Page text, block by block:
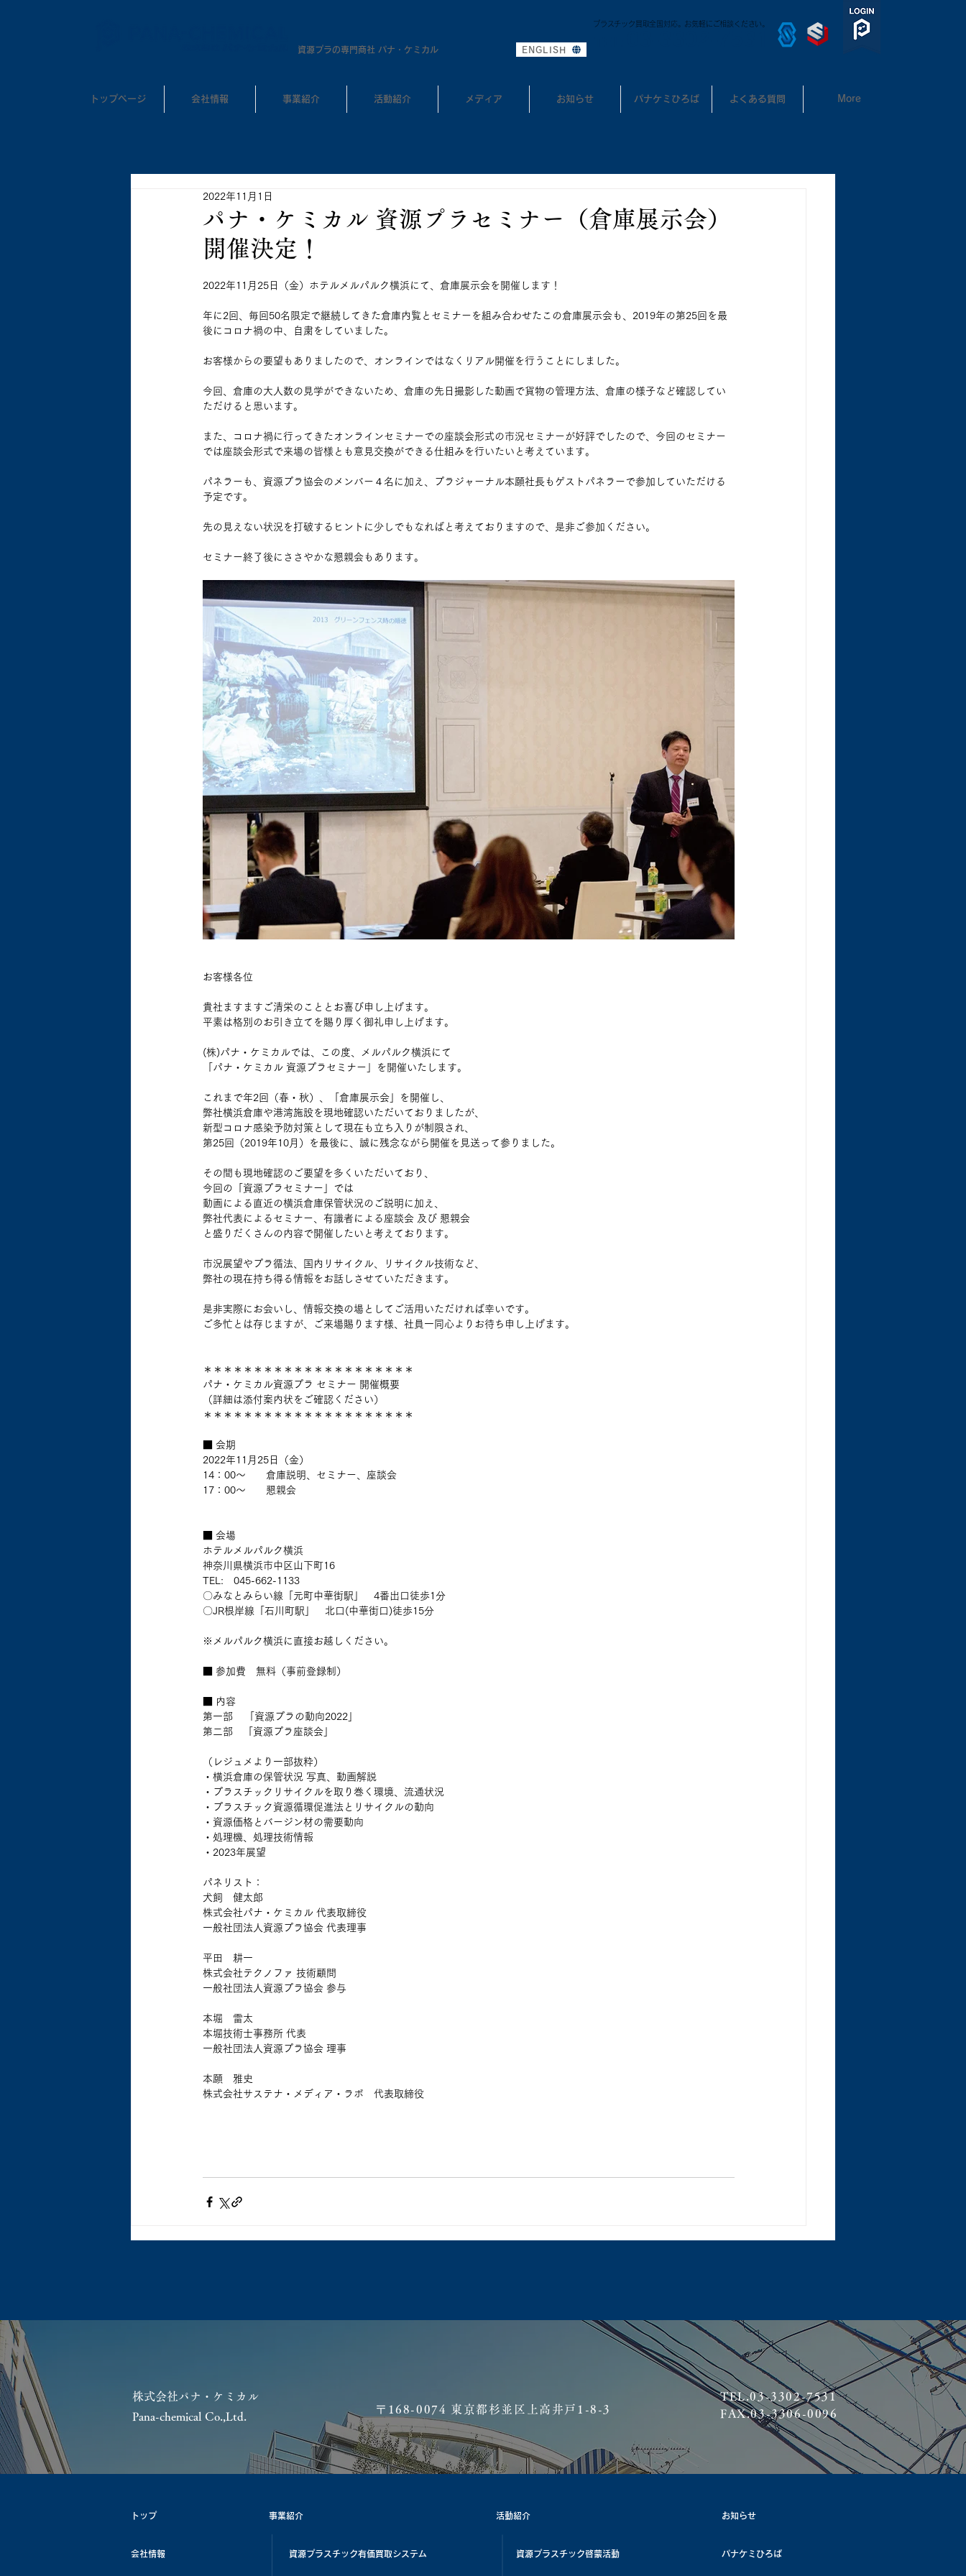
​資源プラの専門商社 パナ・ケミカル ENGLISH
プラスチック買取全国対応。お気軽にご相談ください。
トップページ 会社情報 事業紹介 活動紹介 メディア お知らせ パナケミひろば よくある質問 More
パナ・ケミカル 資源プラセミナー（倉庫展示会）
開催決定！
2022年11月1日
2022年11月25日（金）ホテルメルパルク横浜にて、倉庫展示会を開催します！
年に2回、毎回50名限定で継続してきた倉庫内覧とセミナーを組み合わせたこの倉庫展示会も、2019年の第25回を最
後にコロナ禍の中、自粛をしていました。
お客様からの要望もありましたので、オンラインではなくリアル開催を行うことにしました。
今回、倉庫の大人数の見学ができないため、倉庫の先日撮影した動画で貨物の管理方法、倉庫の様子など確認してい
ただけると思います。
また、コロナ禍に行ってきたオンラインセミナーでの座談会形式の市況セミナーが好評でしたので、今回のセミナー
では座談会形式で来場の皆様とも意見交換ができる仕組みを行いたいと考えています。
パネラーも、資源プラ協会のメンバー４名に加え、プラジャーナル本願社長もゲストパネラーで参加していただける
予定です。
先の見えない状況を打破するヒントに少しでもなればと考えておりますので、是非ご参加ください。
セミナー終了後にささやかな懇親会もあります。
お客様各位
貴社ますますご清栄のこととお喜び申し上げます。
平素は格別のお引き立てを賜り厚く御礼申し上げます。
(株)パナ・ケミカルでは、この度、メルパルク横浜にて
「パナ・ケミカル 資源プラセミナー」を開催いたします。
これまで年2回（春・秋）、「倉庫展示会」を開催し、
弊社横浜倉庫や港湾施設を現地確認いただいておりましたが、
新型コロナ感染予防対策として現在も立ち入りが制限され、
第25回（2019年10月）を最後に、誠に残念ながら開催を見送って参りました。
その間も現地確認のご要望を多くいただいており、
今回の「資源プラセミナー」では
動画による直近の横浜倉庫保管状況のご説明に加え、
弊社代表によるセミナー、有識者による座談会 及び 懇親会
と盛りだくさんの内容で開催したいと考えております。
市況展望やプラ循法、国内リサイクル、リサイクル技術など、
弊社の現在持ち得る情報をお話しさせていただきます。
是非実際にお会いし、情報交換の場としてご活用いただければ幸いです。
ご多忙とは存じますが、ご来場賜ります様、社員一同心よりお待ち申し上げます。
＊＊＊＊＊＊＊＊＊＊＊＊＊＊＊＊＊＊＊＊＊
パナ・ケミカル資源プラ セミナー 開催概要
（詳細は添付案内状をご確認ください）
＊＊＊＊＊＊＊＊＊＊＊＊＊＊＊＊＊＊＊＊＊
■ 会期
2022年11月25日（金）
14：00～　　倉庫説明、セミナー、座談会
17：00～　　懇親会
■ 会場
ホテルメルパルク横浜
神奈川県横浜市中区山下町16
TEL:　045-662-1133
〇みなとみらい線「元町中華街駅」　4番出口徒歩1分
〇JR根岸線「石川町駅」　北口(中華街口)徒歩15分
※メルパルク横浜に直接お越しください。
■ 参加費　無料（事前登録制）
■ 内容
第一部    「資源プラの動向2022」
第二部　「資源プラ座談会」
（レジュメより一部抜粋）
・横浜倉庫の保管状況 写真、動画解説
・プラスチックリサイクルを取り巻く環境、流通状況
・プラスチック資源循環促進法とリサイクルの動向
・資源価格とバージン材の需要動向
・処理機、処理技術情報
・2023年展望
パネリスト：
犬飼　健太郎
株式会社パナ・ケミカル 代表取締役
一般社団法人資源プラ協会 代表理事
平田　耕一
株式会社テクノファ 技術顧問
一般社団法人資源プラ協会 参与
本堀　雷太
本堀技術士事務所 代表
一般社団法人資源プラ協会 理事
本願　雅史
株式会社サステナ・メディア・ラボ　代表取締役
株式会社パナ・ケミカル
Pana-chemical Co.,Ltd.
​〒168-0074 東京都杉並区上高井戸1-8-3
TEL.03-3302-7531
FAX.03-3306-0096
トップ
会社情報
事業紹介
資源プラスチック有価買取システム
活動紹介
資源プラスチック啓蒙活動
お知らせ
パナケミひろば